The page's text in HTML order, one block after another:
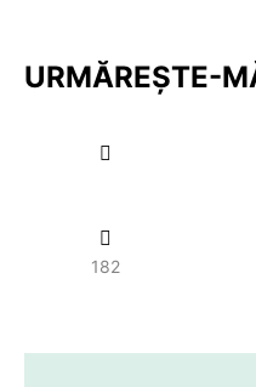
URMĂREȘTE-
182